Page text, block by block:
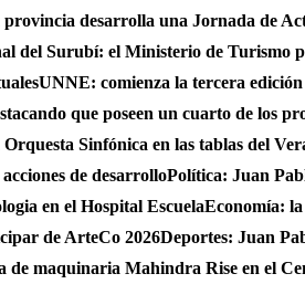
desarrolla una Jornada de
del Surubí: el Ministerio de Turismo
UNNE: comienza la tercera
que poseen un cuarto de los
Sinfónica en las tablas del
de desarrolloPolítica: Juan
en el Hospital EscuelaEconomía:
de ArteCo 2026Deportes: Juan
de maquinaria Mahindra Rise en el